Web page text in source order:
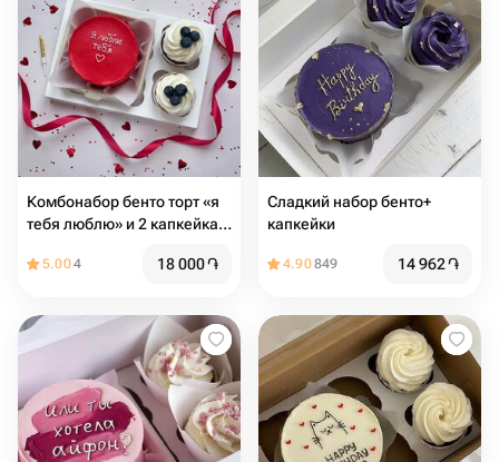
Комбонабор бенто торт «я
тебя люблю» и 2 капкейка с
5.004 18 000֏
Сладкий набор бенто+
капкейки
4.90849 14 962֏